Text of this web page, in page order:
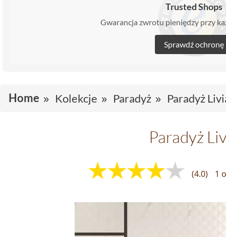
Trusted Shops
Gwarancja zwrotu pieniędzy przy
Sprawdź ochronę
Home Kolekcje Paradyż Paradyż
Paradyż
(4.0) 1